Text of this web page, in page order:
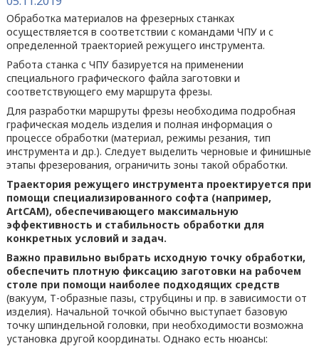
Обработка материалов на фрезерных станках
осуществляется в соответствии с командами ЧПУ и с
определенной траекторией режущего инструмента.
Работа станка с ЧПУ базируется на применении
специального графического файла заготовки и
соответствующего ему маршрута фрезы.
Для разработки маршруты фрезы необходима подробная
графическая модель изделия и полная информация о
процессе обработки (материал, режимы резания, тип
инструмента и др.). Следует выделить черновые и финишные
этапы фрезерования, ограничить зоны такой обработки.
Траектория режущего инструмента проектируется при
помощи специализированного софта (например,
ArtCAM), обеспечивающего максимальную
эффективность и стабильность обработки для
конкретных условий и задач.
Важно правильно выбрать исходную точку обработки,
обеспечить плотную фиксацию заготовки на рабочем
столе при помощи наиболее подходящих средств
(вакуум, Т-образные пазы, струбцины и пр. в зависимости от
изделия). Начальной точкой обычно выступает базовую
точку шпиндельной головки, при необходимости возможна
установка другой координаты. Однако есть нюансы: